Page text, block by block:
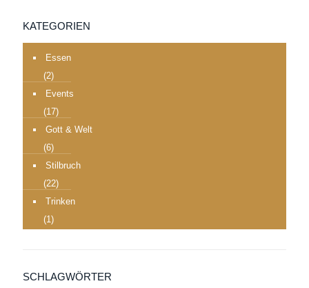
KATEGORIEN
Essen
(2)
Events
(17)
Gott & Welt
(6)
Stilbruch
(22)
Trinken
(1)
SCHLAGWÖRTER